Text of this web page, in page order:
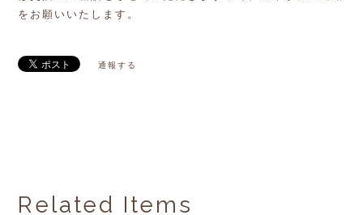
をお願いいたします。
通報する
Related Items